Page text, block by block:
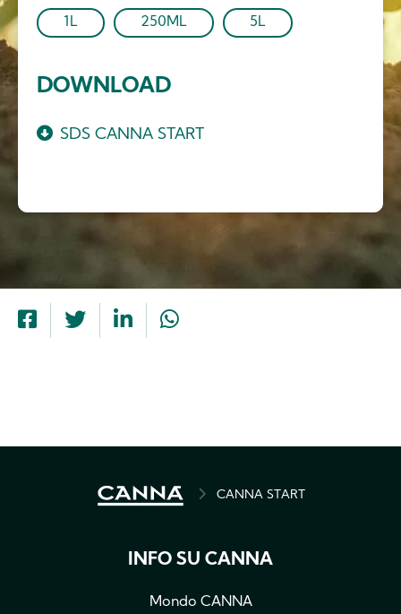
1L 250ML 5L
DOWNLOAD
SDS CANNA START
BREADCRUMBCANNA START
INFO SU CANNA
Mondo CANNA